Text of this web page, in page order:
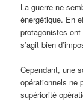
La guerre ne
énergétique. En
protagonistes
s’agit bien
Cependant, une
opérationnels ne
supériorité